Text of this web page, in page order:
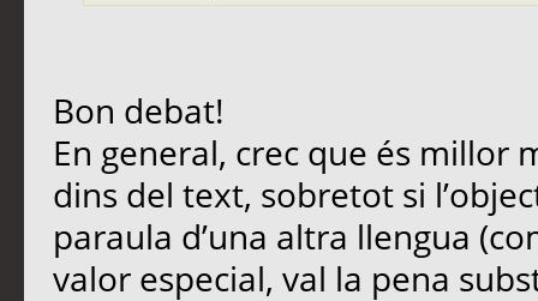
Bon debat!
En general, crec que és millor
dins del text, sobretot si
paraula d’una altra llengua
valor especial, val la pena